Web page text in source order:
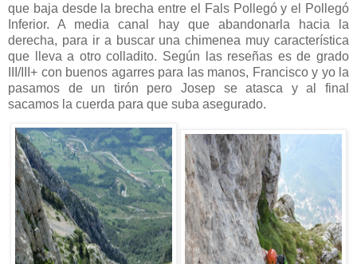
que baja desde la brecha entre el Fals Pollegó y el Pollegó
Inferior. A media canal hay que abandonarla hacia la
derecha, para ir a buscar una chimenea muy característica
que lleva a otro colladito. Según las reseñas es de grado
III/III+ con buenos agarres para las manos, Francisco y yo la
pasamos de un tirón pero Josep se atasca y al final
sacamos la cuerda para que suba asegurado.